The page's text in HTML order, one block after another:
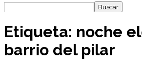
Etiqueta: noche
barrio del pilar